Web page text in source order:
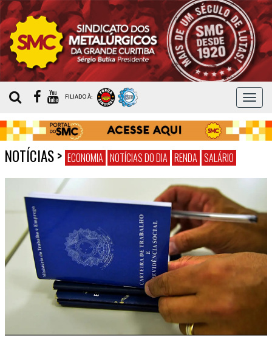
MENU
FILIADO À:
NOTÍCIAS> ECONOMIA NOTÍCIAS DO DIA RENDA SALÁRIO